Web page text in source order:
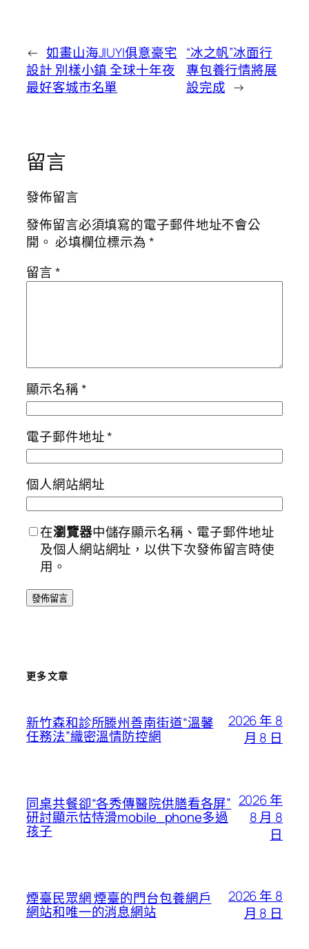
← 如畫山海JIUYI俱意豪宅
設計 別樣小鎮 全球十年夜
最好客城市名單
“冰之帆”冰面行
專包養行情將展
設完成 →
留言
發佈留言
發佈留言必須填寫的電子郵件地址不會公
開。 必填欄位標示為*
留言*
顯示名稱*
電子郵件地址*
個人網站網址
在瀏覽器中儲存顯示名稱、電子郵件地址
及個人網站網址，以供下次發佈留言時使
用。
更多文章
新竹森和診所滕州善南街道“溫馨
任務法”織密溫情防控網
2026 年 8
月 8 日
同桌共餐卻“各秀傳醫院供膳看各屏”
研討顯示怙恃滑mobile_phone多過
孩子
2026 年
8 月 8
日
煙臺民眾網 煙臺的門台包養網戶
網站和唯一的消息網站
2026 年 8
月 8 日